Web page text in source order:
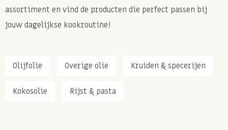
assortiment en vind de producten die perfect passen bij
jouw dagelijkse kookroutine!
Olijfolie Overige olie Kruiden & specerijen
Kokosolie Rijst & pasta